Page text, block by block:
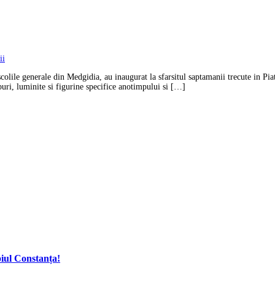
generale din Medgidia, au inaugurat la sfarsitul saptamanii trecute in
luminite si figurine specifice anotimpului si […]
Constanța!